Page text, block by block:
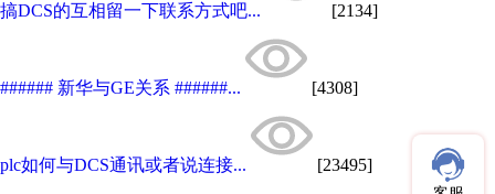
搞DCS的互相留一下联系方式吧... [2134]
###### 新华与GE关系 ######... [4308]
plc如何与DCS通讯或者说连接... [23495]